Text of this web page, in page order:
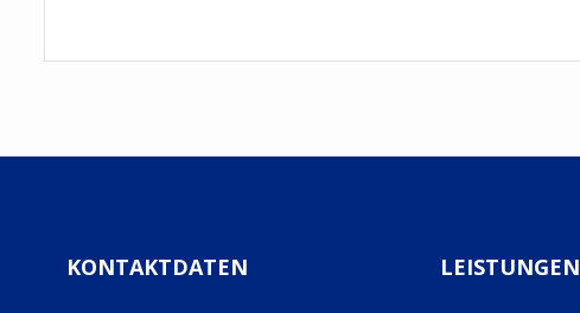
KONTAKTDATEN LEISTUNGEN